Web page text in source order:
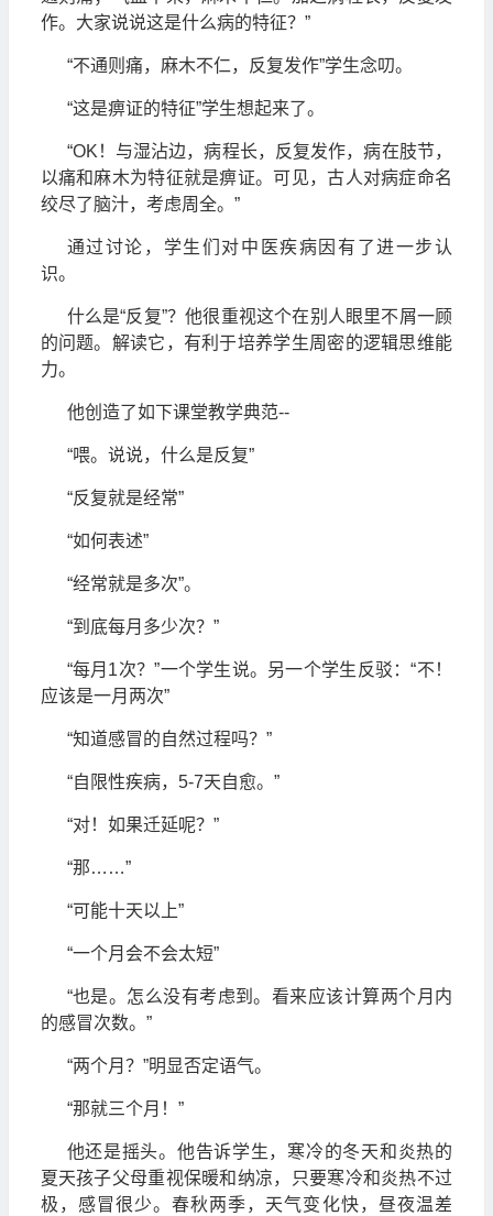
作。大家说说这是什么病的特征？”
“不通则痛，麻木不仁，反复发作”学生念叨。
“这是痹证的特征”学生想起来了。
“OK！与湿沾边，病程长，反复发作，病在肢节，
以痛和麻木为特征就是痹证。可见，古人对病症命名
绞尽了脑汁，考虑周全。”
通过讨论，学生们对中医疾病因有了进一步认
识。
什么是“反复”？他很重视这个在别人眼里不屑一顾
的问题。解读它，有利于培养学生周密的逻辑思维能
力。
他创造了如下课堂教学典范--
“喂。说说，什么是反复”
“反复就是经常”
“如何表述”
“经常就是多次”。
“到底每月多少次？”
“每月1次？”一个学生说。另一个学生反驳：“不！
应该是一月两次”
“知道感冒的自然过程吗？”
“自限性疾病，5-7天自愈。”
“对！如果迁延呢？”
“那……”
“可能十天以上”
“一个月会不会太短”
“也是。怎么没有考虑到。看来应该计算两个月内
的感冒次数。”
“两个月？”明显否定语气。
“那就三个月！”
他还是摇头。他告诉学生，寒冷的冬天和炎热的
夏天孩子父母重视保暖和纳凉，只要寒冷和炎热不过
极，感冒很少。春秋两季，天气变化快，昼夜温差